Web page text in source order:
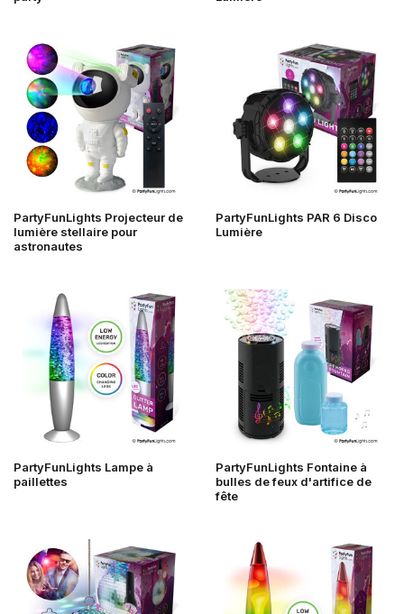
PartyFunLights Projecteur de
lumière stellaire pour
astronautes
PartyFunLights PAR 6 Disco
Lumière
PartyFunLights Lampe à
paillettes
PartyFunLights Fontaine à
bulles de feux d'artifice de
fête